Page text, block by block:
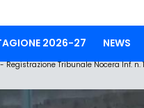
2026-27 NEWS
Tribunale Nocera Inf. n.